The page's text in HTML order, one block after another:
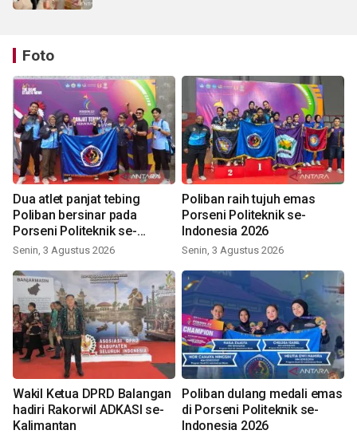
Foto
Dua atlet panjat tebing
Poliban bersinar pada
Porseni Politeknik se-
Indonesia 2026
Senin, 3 Agustus 2026
Poliban raih tujuh emas
Porseni Politeknik se-
Indonesia 2026
Senin, 3 Agustus 2026
Wakil Ketua DPRD Balangan
hadiri Rakorwil ADKASI se-
Kalimantan
Poliban dulang medali emas
di Porseni Politeknik se-
Indonesia 2026